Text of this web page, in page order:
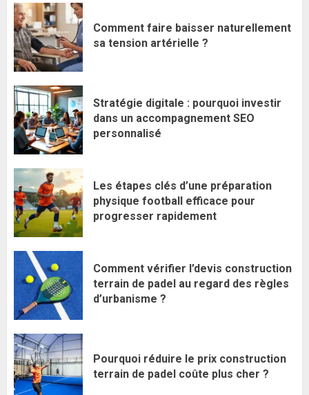
Comment faire baisser naturellement
sa tension artérielle ?
Stratégie digitale : pourquoi investir
dans un accompagnement SEO
personnalisé
Les étapes clés d’une préparation
physique football efficace pour
progresser rapidement
Comment vérifier l’devis construction
terrain de padel au regard des règles
d’urbanisme ?
Pourquoi réduire le prix construction
terrain de padel coûte plus cher ?